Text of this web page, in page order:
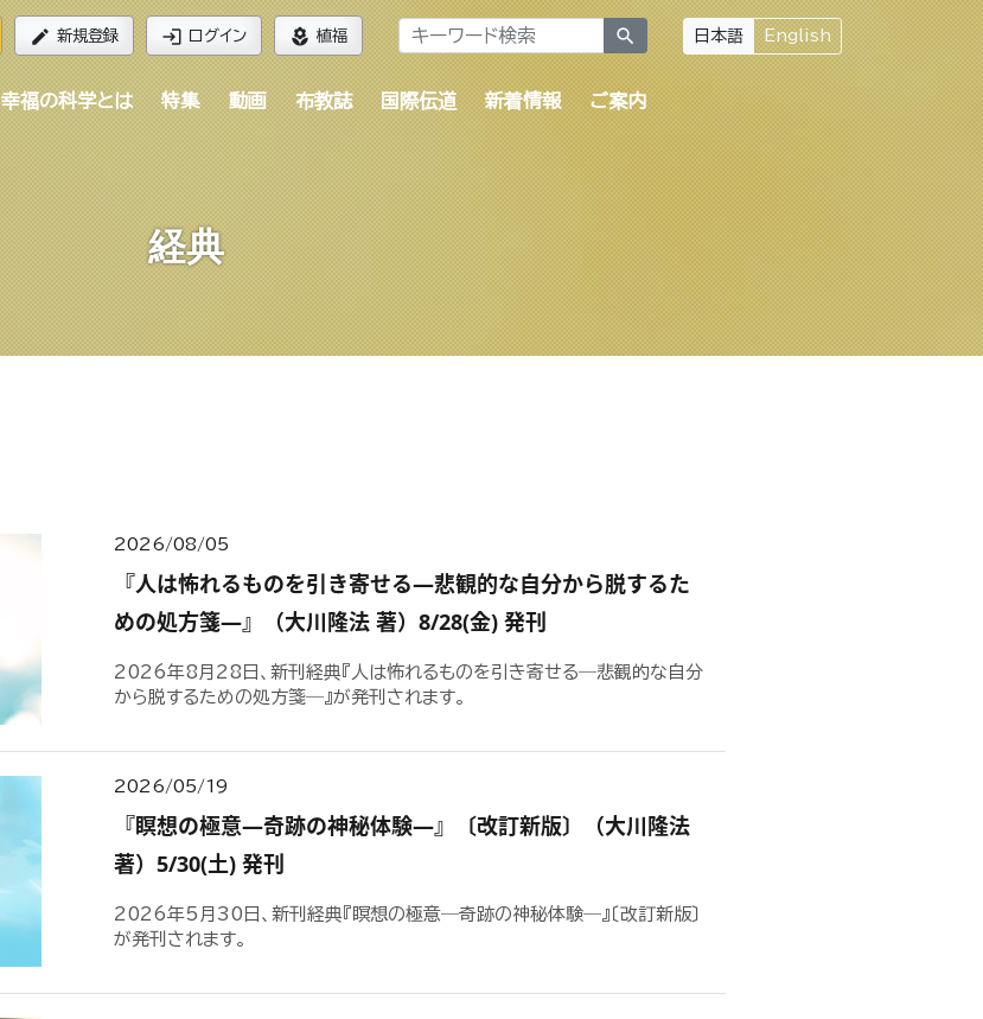
edit 新規登録 login ログイン local_florist 植福 search 日本語 English
幸福の科学とは 特集 動画 布教誌 国際伝道 新着情報 ご案内
経典
2026/08/05
『人は怖れるものを引き寄せる―悲観的な自分から脱するた
めの処方箋―』（大川隆法 著）8/28(金) 発刊
2026年8月28日、新刊経典『人は怖れるものを引き寄せる―悲観的な自分
から脱するための処方箋―』が発刊されます。
2026/05/19
『瞑想の極意―奇跡の神秘体験―』〔改訂新版〕（大川隆法
著）5/30(土) 発刊
2026年5月30日、新刊経典『瞑想の極意―奇跡の神秘体験―』〔改訂新版〕
が発刊されます。